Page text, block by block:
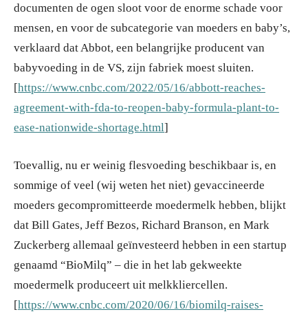
documenten de ogen sloot voor de enorme schade voor
mensen, en voor de subcategorie van moeders en baby’s,
verklaard dat Abbot, een belangrijke producent van
babyvoeding in de VS, zijn fabriek moest sluiten.
[https://www.cnbc.com/2022/05/16/abbott-reaches-
agreement-with-fda-to-reopen-baby-formula-plant-to-
ease-nationwide-shortage.html]
Toevallig, nu er weinig flesvoeding beschikbaar is, en
sommige of veel (wij weten het niet) gevaccineerde
moeders gecompromitteerde moedermelk hebben, blijkt
dat Bill Gates, Jeff Bezos, Richard Branson, en Mark
Zuckerberg allemaal geïnvesteerd hebben in een startup
genaamd “BioMilq” – die in het lab gekweekte
moedermelk produceert uit melkkliercellen.
[https://www.cnbc.com/2020/06/16/biomilq-raises-